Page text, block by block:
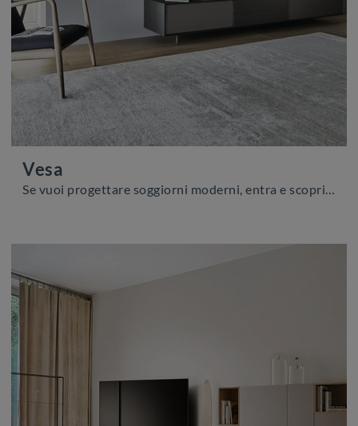
Vesa
Se vuoi progettare soggiorni moderni, entra e scopri il mobile porta tv Vesa dell'azienda Sangiacomo, fatto in metallo